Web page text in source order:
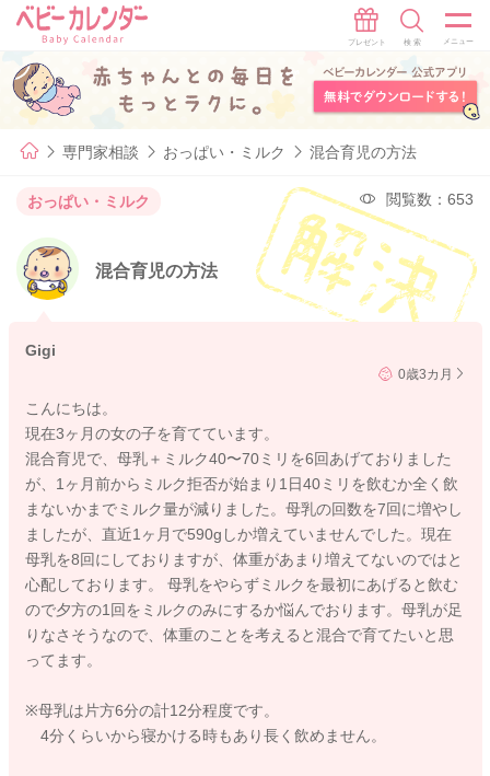
専門家相談 おっぱい・ミルク 混合育児の方法
おっぱい・ミルク 閲覧数：653
混合育児の方法
Gigi
0歳3カ月
こんにちは。
現在3ヶ月の女の子を育てています。
混合育児で、母乳＋ミルク40〜70ミリを6回あげておりました
が、1ヶ月前からミルク拒否が始まり1日40ミリを飲むか全く飲
まないかまでミルク量が減りました。母乳の回数を7回に増やし
ましたが、直近1ヶ月で590gしか増えていませんでした。現在
母乳を8回にしておりますが、体重があまり増えてないのではと
心配しております。 母乳をやらずミルクを最初にあげると飲む
ので夕方の1回をミルクのみにするか悩んでおります。母乳が足
りなさそうなので、体重のことを考えると混合で育てたいと思
ってます。
※母乳は片方6分の計12分程度です。
4分くらいから寝かける時もあり長く飲めません。